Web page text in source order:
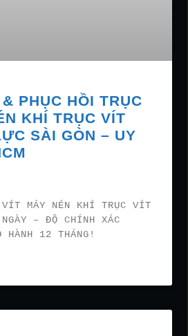
PHỤC HỒI TRỤC
KHÍ TRỤC VÍT
SÀI GÒN – UY
VÍT MÁY NÉN KHÍ TRỤC VÍT
– ĐỘ CHÍNH XÁC
12 THÁNG!